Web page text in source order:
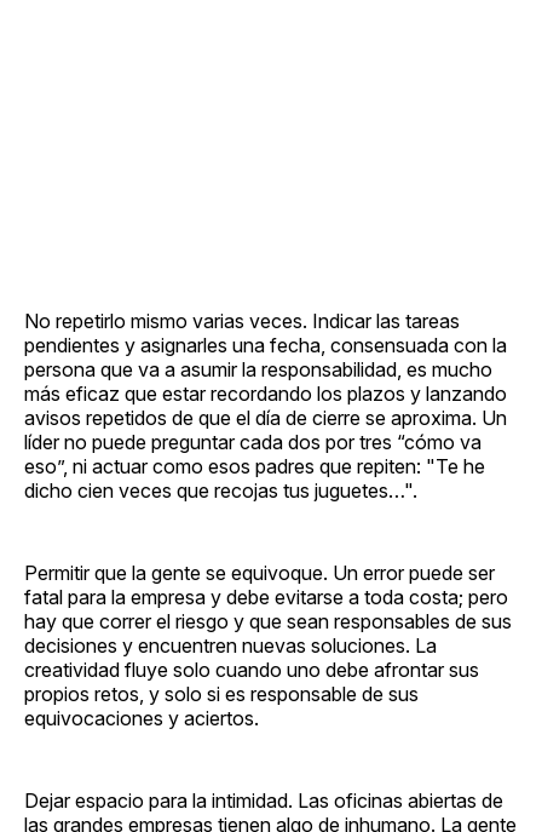
No repetirlo mismo varias veces. Indicar las tareas
pendientes y asignarles una fecha, consensuada con la
persona que va a asumir la responsabilidad, es mucho
más eficaz que estar recordando los plazos y lanzando
avisos repetidos de que el día de cierre se aproxima. Un
líder no puede preguntar cada dos por tres “cómo va
eso”, ni actuar como esos padres que repiten: "Te he
dicho cien veces que recojas tus juguetes…".
Permitir que la gente se equivoque. Un error puede ser
fatal para la empresa y debe evitarse a toda costa; pero
hay que correr el riesgo y que sean responsables de sus
decisiones y encuentren nuevas soluciones. La
creatividad fluye solo cuando uno debe afrontar sus
propios retos, y solo si es responsable de sus
equivocaciones y aciertos.
Dejar espacio para la intimidad. Las oficinas abiertas de
las grandes empresas tienen algo de inhumano. La gente